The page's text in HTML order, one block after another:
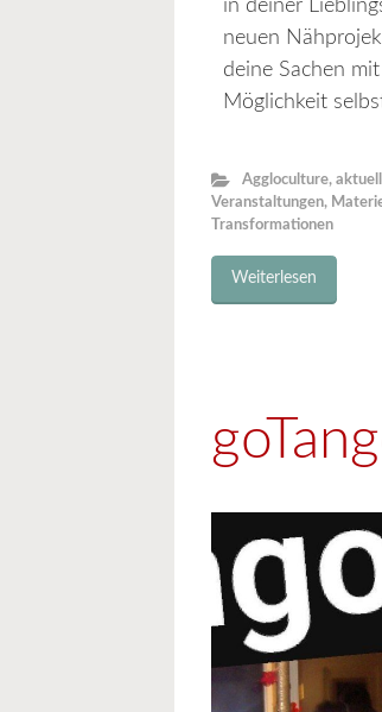
in deiner
neuen
deine Sachen
Möglichkeit
Aggloculture,
Veranstaltungen,
Transformationen
Weiterlesen